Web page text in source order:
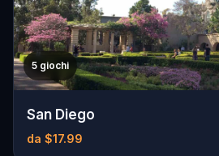
5 giochi
San Diego
da $17.99